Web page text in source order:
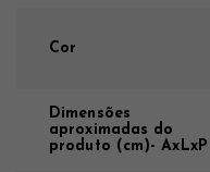
Cor
Dimensões
aproximadas do
produto (cm)- AxLxP